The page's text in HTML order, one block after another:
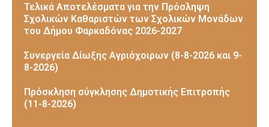
Τελικά Αποτελέσματα για την Πρόσληψη
Σχολικών Καθαριστών των Σχολικών Μονάδων
του Δήμου Φαρκαδόνας 2026-2027
Συνεργεία Δίωξης Αγριόχοιρων (8-8-2026 και 9-
8-2026)
Πρόσκληση σύγκλησης Δημοτικής Επιτροπής
(11-8-2026)